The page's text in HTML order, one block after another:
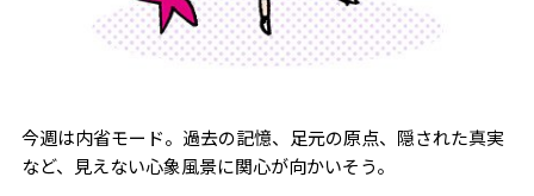
今週は内省モード。過去の記憶、足元の原点、隠された真実
など、見えない心象風景に関心が向かいそう。